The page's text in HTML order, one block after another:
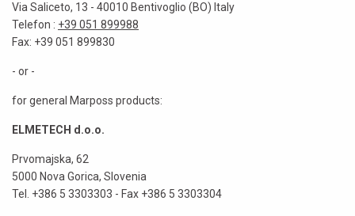
Via Saliceto, 13 - 40010 Bentivoglio (BO) Italy
Telefon : +39 051 899988
Fax: +39 051 899830
- or -
for general Marposs products:
ELMETECH d.o.o.
Prvomajska, 62
5000 Nova Gorica, Slovenia
Tel. +386 5 3303303 - Fax +386 5 3303304